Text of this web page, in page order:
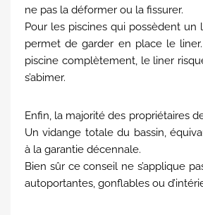
ne pas la déformer ou la fissurer.
Pour les piscines qui possèdent un
permet de garder en place le
piscine complètement, le liner
s’abimer.
Enfin, la majorité des propriétaires
Un vidange totale du bassin,
à la garantie décennale.
Bien sûr ce conseil ne s’applique
autoportantes, gonflables ou